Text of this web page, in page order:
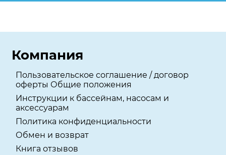
Компания
Пользовательское соглашение / договор
оферты Общие положения
Инструкции к бассейнам, насосам и
аксессуарам
Политика конфиденциальности
Обмен и возврат
Книга отзывов